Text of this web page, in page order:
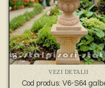
VEZI DETALII
Cod produs: V6-S64